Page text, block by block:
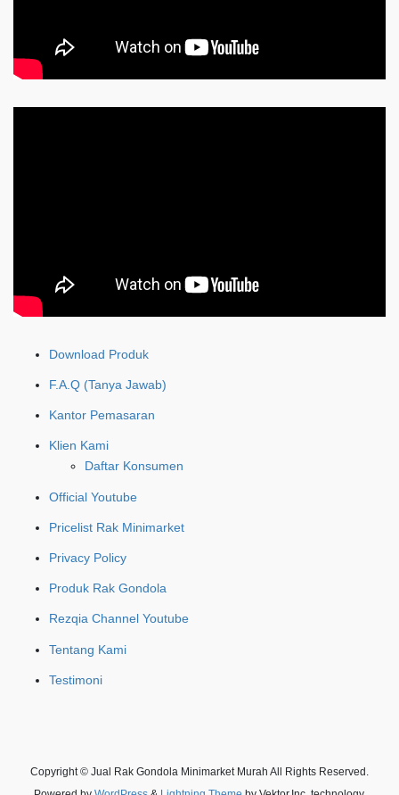
Download Produk
F.A.Q (Tanya Jawab)
Kantor Pemasaran
Klien Kami
Daftar Konsumen
Official Youtube
Pricelist Rak Minimarket
Privacy Policy
Produk Rak Gondola
Rezqia Channel Youtube
Tentang Kami
Testimoni
Copyright © Jual Rak Gondola Minimarket Murah All Rights Reserved.